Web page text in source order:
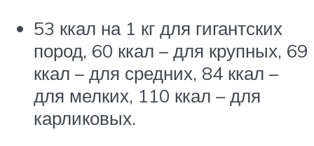
53 ккал на 1 кг для гигантских
пород, 60 ккал – для крупных, 69
ккал – для средних, 84 ккал –
для мелких, 110 ккал – для
карликовых.